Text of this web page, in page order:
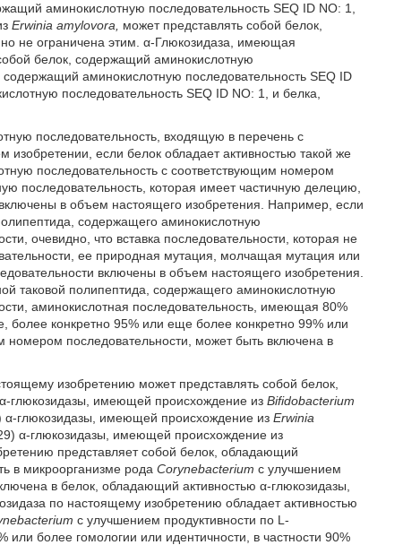
аминокислотную последовательность SEQ ID NO: 1,
Erwinia amylovora, может представлять собой белок,
не ограничена этим. α-Глюкозидаза, имеющая
белок, содержащий аминокислотную
аминокислотную последовательность SEQ ID
последовательность SEQ ID NO: 1, и белка,
последовательность, входящую в перечень с
если белок обладает активностью такой же
последовательность с соответствующим номером
последовательность, которая имеет частичную делецию,
в объем настоящего изобретения. Например, если
содержащего аминокислотную
очевидно, что вставка последовательности, которая не
ее природная мутация, молчащая мутация или
включены в объем настоящего изобретения.
таковой полипептида, содержащего аминокислотную
аминокислотная последовательность, имеющая 80%
более конкретно 95% или еще более конкретно 99% или
номером последовательности, может быть включена в
изобретению может представлять собой белок,
глюкозидазы, имеющей происхождение изBifidobacterium
α-глюкозидазы, имеющей происхождение изErwinia
α-глюкозидазы, имеющей происхождение из
представляет собой белок, обладающий
в микроорганизме родаCorynebacteriumс улучшением
в белок, обладающий активностью α-глюкозидазы,
по настоящему изобретению обладает активностью
с улучшением продуктивности по L-
более гомологии или идентичности, в частности 90%